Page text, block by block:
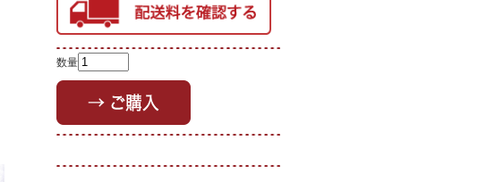
数量